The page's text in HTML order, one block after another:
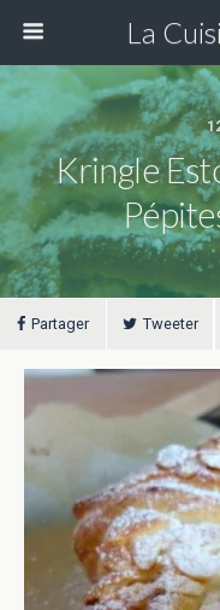
La
Kringle
Partager Tweeter